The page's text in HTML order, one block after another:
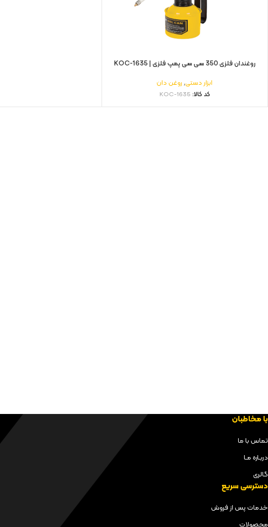
روغندان فلزی 350 سی سی پمپ فلزی | KOC-1635
ابزار دستی,روغن دان
کد کالا: KOC-1635
با مخاطبان
تماس با ما
دربـاره مـا
گالری
دسترسی سریع
خدمات پس از فروش
محصولات